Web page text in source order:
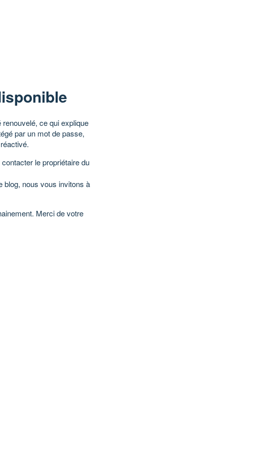
renouvelé, ce qui explique
par un mot de passe,
le propriétaire du
blog, nous vous invitons à
Merci de votre